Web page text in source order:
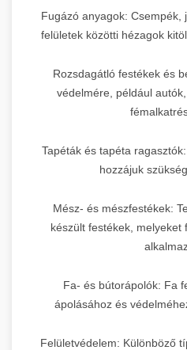
Fugázó anyagok: Csempék,
felületek közötti hézagok
Rozsdagátló festékek és
védelmére, például
Tapéták és tapéta
hozzájuk
Mész- és mészfestékek:
készült festékek, melyeket
Fa- és bútorápolók: Fa
ápolásához és
Felületvédelem: Különböző